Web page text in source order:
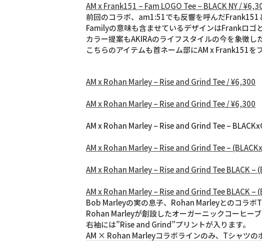
AM x Frank151 – Fam LOGO Tee – BLACK NY /
前回のコラボ、am1:51でも反響を呼んだFrank151
Familyの意味も含ませているデザインはFrankロゴ
カラー提案もAKIRAのライフスタイルの今を象徴し
こちらのアイテムも首ネーム部にAM x Frank151を
AM x Rohan Marley – Rise and Grind Tee / ¥6,300
AM x Rohan Marley – Rise and Grind Tee / ¥6,300
AM x Rohan Marley – Rise and Grind Tee –
AM x Rohan Marley – Rise and Grind Tee –
AM x Rohan Marley – Rise and Grind Tee BLACK –
AM x Rohan Marley – Rise and Grind Tee BLACK –
Bob Marleyの実の息子、Rohan Marleyとのコラボ
Rohan Marleyが創設したオーガーニックコーヒー
右袖には”Rise and Grind”プリントが入ります。
AM × Rohan Marleyコラボラインのみ、Tシャツの